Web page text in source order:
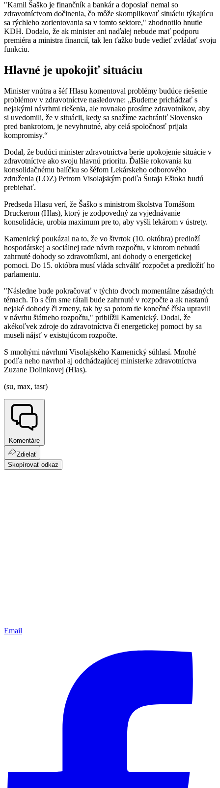
"Kamil Šaško je finančník a bankár a doposiaľ nemal so
zdravotníctvom dočinenia, čo môže skomplikovať situáciu týkajúcu
sa rýchleho zorientovania sa v tomto sektore," zhodnotilo hnutie
KDH. Dodalo, že ak minister ani naďalej nebude mať podporu
premiéra a ministra financií, tak len ťažko bude vedieť zvládať svoju
funkciu.
Hlavné je upokojiť situáciu
Minister vnútra a šéf Hlasu komentoval problémy budúce riešenie
problémov v zdravotníctve nasledovne: „Budeme prichádzať s
nejakými návrhmi riešenia, ale rovnako prosíme zdravotníkov, aby
si uvedomili, že v situácii, kedy sa snažíme zachrániť Slovensko
pred bankrotom, je nevyhnutné, aby celá spoločnosť prijala
kompromisy.“
Dodal, že budúci minister zdravotníctva berie upokojenie situácie v
zdravotníctve ako svoju hlavnú prioritu. Ďalšie rokovania ku
konsolidačnému balíčku so šéfom Lekárskeho odborového
združenia (LOZ) Petrom Visolajským podľa Šutaja Eštoka budú
prebiehať.
Predseda Hlasu verí, že Šaško s ministrom školstva Tomášom
Druckerom (Hlas), ktorý je zodpovedný za vyjednávanie
konsolidácie, urobia maximum pre to, aby vyšli lekárom v ústrety.
Kamenický poukázal na to, že vo štvrtok (10. októbra) predloží
hospodárskej a sociálnej rade návrh rozpočtu, v ktorom nebudú
zahrnuté dohody so zdravotníkmi, ani dohody o energetickej
pomoci. Do 15. októbra musí vláda schváliť rozpočet a predložiť ho
parlamentu.
"Následne bude pokračovať v týchto dvoch momentálne zásadných
témach. To s čím sme rátali bude zahrnuté v rozpočte a ak nastanú
nejaké dohody či zmeny, tak by sa potom tie konečné čísla upravili
v návrhu štátneho rozpočtu," priblížil Kamenický. Dodal, že
akékoľvek zdroje do zdravotníctva či energetickej pomoci by sa
museli nájsť v existujúcom rozpočte.
S mnohými návrhmi Visolajského Kamenický súhlasí. Mnohé
podľa neho navrhol aj odchádzajúcej ministerke zdravotníctva
Zuzane Dolinkovej (Hlas).
(su, max, tasr)
Komentáre
Zdielať
Skopírovať odkaz
Email